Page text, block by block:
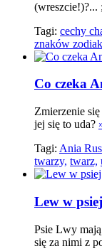
(wreszcie!)?...
Tagi: cechy
znaków
Co czeka
Zmierzenie
jej się to uda?
Tagi: Ania
twarzy, twarz,
Lew w
Psie Lwy
się za nimi z